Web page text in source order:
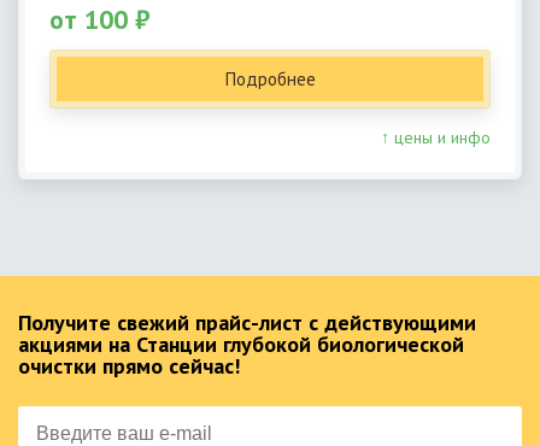
от 100 ₽
Подробнее
↑ цены и инфо
Получите свежий прайс-лист с действующими
акциями на Станции глубокой биологической
очистки прямо сейчас!